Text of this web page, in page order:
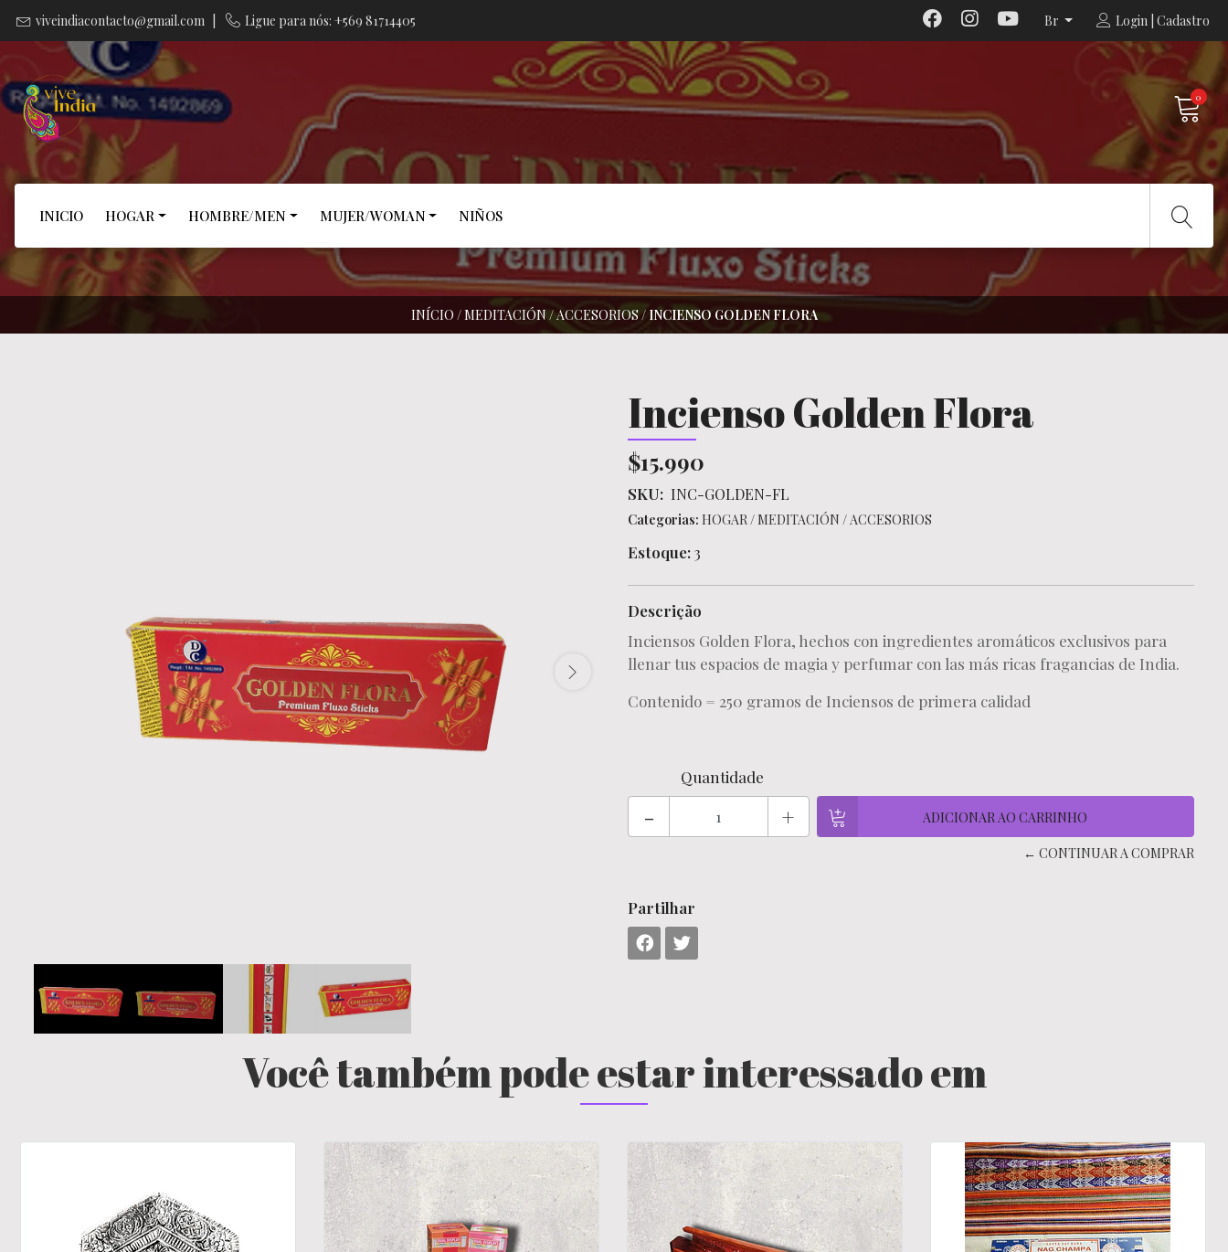
viveindiacontacto@gmail.com Ligue para nós: +569 81714405 Br Login | Cadastro
0
INICIO HOGAR HOMBRE/MEN MUJER/WOMAN NIÑOS
INÍCIO /MEDITACIÓN/ACCESORIOS/ INCIENSO GOLDEN FLORA
Incienso Golden Flora
$15.990
SKU: INC-GOLDEN-FL
Categorias: HOGAR/ MEDITACIÓN /ACCESORIOS
Estoque:3
Descrição
Inciensos Golden Flora, hechos con ingredientes aromáticos exclusivos para
llenar tus espacios de magia y perfumar con las más ricas fragancias de India.
Contenido = 250 gramos de Inciensos de primera calidad
Quantidade
- +
← CONTINUAR A COMPRAR
Partilhar
Você também pode estar interessado em